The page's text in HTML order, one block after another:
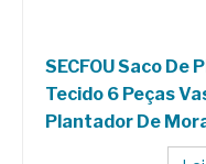
SECFOU Saco De
Tecido 6 Peças
Plantador De